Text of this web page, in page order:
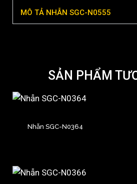
MÔ TẢ NHẪN SGC-N0555
SẢN PHẨM
Nhẫn SGC-N0364